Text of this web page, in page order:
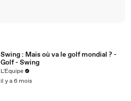
Swing : Mais où va le golf mondial ? -
Golf - Swing
L'Équipe
il y a 6 mois